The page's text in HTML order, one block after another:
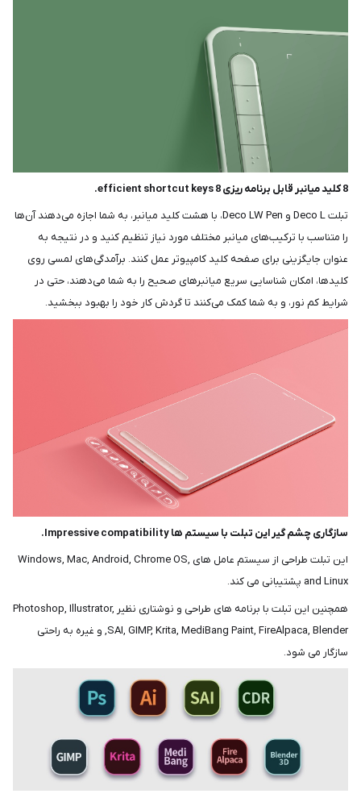
8 کلید میانبر قابل برنامه ریزی 8 efficient shortcut keys.
تبلت Deco L و Deco LW Pen، با هشت کلید میانبر، به شما اجازه می‌دهند آن‌ها
را متناسب با ترکیب‌های میانبر مختلف مورد نیاز تنظیم کنید و در نتیجه به
عنوان جایگزینی برای صفحه کلید کامپیوتر عمل کنند. برآمدگی‌های لمسی روی
کلیدها، امکان شناسایی سریع میانبرهای صحیح را به شما می‌دهند، حتی در
شرایط کم نور، و به شما کمک می‌کنند تا گردش کار خود را بهبود ببخشید.
سازگاری چشم گیر این تبلت با سیستم ها Impressive compatibility.
این تبلت طراحی از سیستم عامل های Windows, Mac, Android, Chrome OS,
and Linux پشتیبانی می کند.
همچنین این تبلت با برنامه های طراحی و نوشتاری نظیر Photoshop, Illustrator,
SAI, GIMP, Krita, MediBang Paint, FireAlpaca, Blender, و غیره به راحتی
سازگار می شود.